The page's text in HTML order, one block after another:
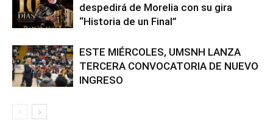
despedirá de Morelia con su gira
“Historia de un Final”
ESTE MIÉRCOLES, UMSNH LANZA
TERCERA CONVOCATORIA DE NUEVO
INGRESO